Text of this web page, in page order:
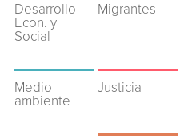
Desarrollo
Econ. y
Social
Migrantes
Medio
ambiente
Justicia